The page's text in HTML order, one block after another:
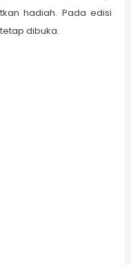
hadiah. Pada edisi
tetap dibuka.